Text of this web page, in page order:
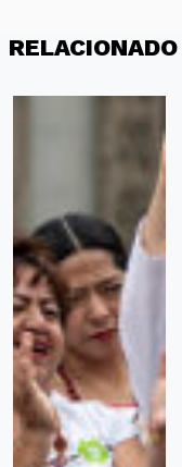
RELACIONADO